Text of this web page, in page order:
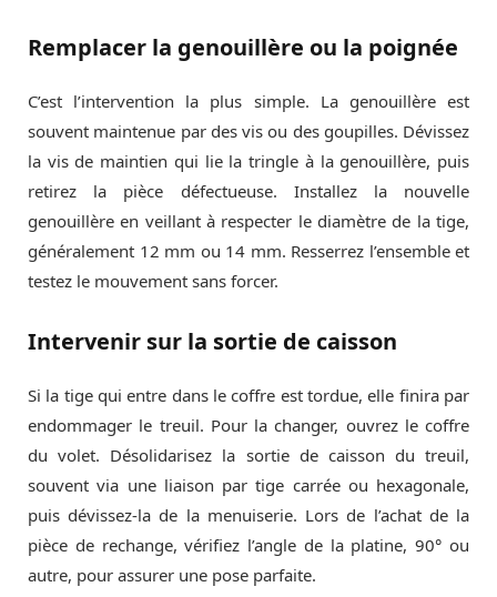
Remplacer la genouillère ou la poignée
C’est l’intervention la plus simple. La genouillère est
souvent maintenue par des vis ou des goupilles. Dévissez
la vis de maintien qui lie la tringle à la genouillère, puis
retirez la pièce défectueuse. Installez la nouvelle
genouillère en veillant à respecter le diamètre de la tige,
généralement 12 mm ou 14 mm. Resserrez l’ensemble et
testez le mouvement sans forcer.
Intervenir sur la sortie de caisson
Si la tige qui entre dans le coffre est tordue, elle finira par
endommager le treuil. Pour la changer, ouvrez le coffre
du volet. Désolidarisez la sortie de caisson du treuil,
souvent via une liaison par tige carrée ou hexagonale,
puis dévissez-la de la menuiserie. Lors de l’achat de la
pièce de rechange, vérifiez l’angle de la platine, 90° ou
autre, pour assurer une pose parfaite.